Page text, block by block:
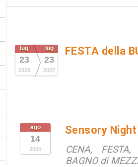
lug
23
2026
lug
23
2027
FESTA della
ago
14
2026
Sensory Night
CENA,
BAGNO di